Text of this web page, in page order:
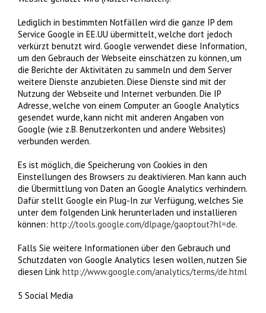
Lediglich in bestimmten Notfällen wird die ganze IP dem
Service Google in EE.UU übermittelt, welche dort jedoch
verkürzt benutzt wird. Google verwendet diese Information,
um den Gebrauch der Webseite einschätzen zu können, um
die Berichte der Aktivitäten zu sammeln und dem Server
weitere Dienste anzubieten. Diese Dienste sind mit der
Nutzung der Webseite und Internet verbunden. Die IP
Adresse, welche von einem Computer an Google Analytics
gesendet wurde, kann nicht mit anderen Angaben von
Google (wie z.B. Benutzerkonten und andere Websites)
verbunden werden.
Es ist möglich, die Speicherung von Cookies in den
Einstellungen des Browsers zu deaktivieren. Man kann auch
die Übermittlung von Daten an Google Analytics verhindern.
Dafür stellt Google ein Plug-In zur Verfügung, welches Sie
unter dem folgenden Link herunterladen und installieren
können: http://tools.google.com/dlpage/gaoptout?hl=de.
Falls Sie weitere Informationen über den Gebrauch und
Schutzdaten von Google Analytics lesen wollen, nutzen Sie
diesen Link http://www.google.com/analytics/terms/de.html
5 Social Media